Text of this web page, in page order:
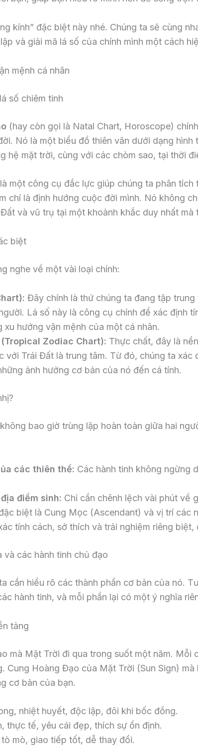
kính” đặc biệt này nhé. Chúng ta sẽ cùng
và giải mã lá số của chính mình một cách
mệnh cá nhân
số chiêm tinh
(hay còn gọi là Natal Chart, Horoscope)
Nó là một biểu đồ thiên văn dưới dạng
hệ mặt trời, cùng với các chòm sao, tại thời
một công cụ đắc lực giúp chúng ta phân tích
chí là định hướng cuộc đời mình. Nó không
và vũ trụ tại một khoảnh khắc duy nhất mà
biệt
nghe về một vài loại chính:
Đây chính là thứ chúng ta đang tập
Lá số này là công cụ chính để xác định
hướng vận mệnh của một cá nhân.
Zodiac Chart): Thực chất, đây là
với Trái Đất là trung tâm. Từ đó, chúng ta
ảnh hưởng cơ bản của nó đến cá tính.
bao giờ trùng lặp hoàn toàn giữa hai
các thiên thể: Các hành tinh không ngừng
điểm sinh: Chỉ cần chênh lệch vài phút về
biệt là Cung Mọc (Ascendant) và vị trí các
tính cách, sở thích và trải nghiệm riêng
và các hành tinh chủ đạo
cần hiểu rõ các thành phần cơ bản của nó.
hành tinh, và mỗi phần lại có một ý nghĩa
tảng
mà Mặt Trời đi qua trong suốt một năm. Mỗi
Cung Hoàng Đạo của Mặt Trời (Sun Sign)
cơ bản của bạn.
nhiệt huyết, độc lập, đôi khi bốc đồng.
thực tế, yêu cái đẹp, thích sự ổn định.
tò mò, giao tiếp tốt, dễ thay đổi.